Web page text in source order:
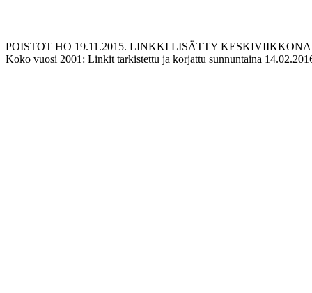
POISTOT HO 19.11.2015. LINKKI LISÄTTY KESKIVIIKKONA
Koko vuosi 2001: Linkit tarkistettu ja korjattu sunnuntaina